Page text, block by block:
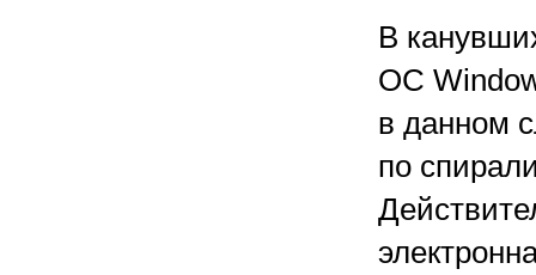
В
ОС
в данном
по